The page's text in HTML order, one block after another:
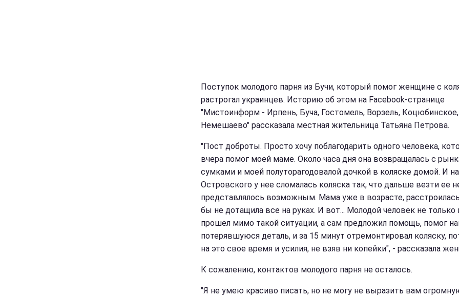
Поступок молодого парня из Бучи, который помог женщине с
растрогал украинцев. Историю об этом на Facebook-странице
"Мистоинформ - Ирпень, Буча, Гостомель, Ворзель, Коцюбинское,
Немешаево" рассказала местная жительница Татьяна Петрова.
"Пост доброты. Просто хочу поблагодарить одного человека,
вчера помог моей маме. Около часа дня она возвращалась с
сумками и моей полуторагодовалой дочкой в коляске домой. И на
Островского у нее сломалась коляска так, что дальше везти ее
представлялось возможным. Мама уже в возрасте,
бы не дотащила все на руках. И вот... Молодой человек не только
прошел мимо такой ситуации, а сам предложил помощь, помог
потерявшуюся деталь, и за 15 минут отремонтировал коляску,
на это свое время и усилия, не взяв ни копейки", - рассказала
К сожалению, контактов молодого парня не осталось.
"Я не умею красиво писать, но не могу не выразить вам